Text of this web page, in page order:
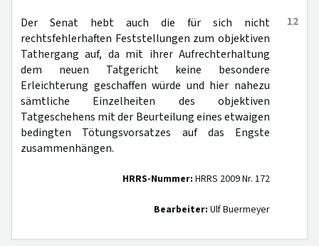
12
Der Senat hebt auch die für sich nicht
rechtsfehlerhaften Feststellungen zum objektiven
Tathergang auf, da mit ihrer Aufrechterhaltung
dem neuen Tatgericht keine besondere
Erleichterung geschaffen würde und hier nahezu
sämtliche Einzelheiten des objektiven
Tatgeschehens mit der Beurteilung eines etwaigen
bedingten Tötungsvorsatzes auf das Engste
zusammenhängen.
HRRS-Nummer: HRRS 2009 Nr. 172
Bearbeiter: Ulf Buermeyer